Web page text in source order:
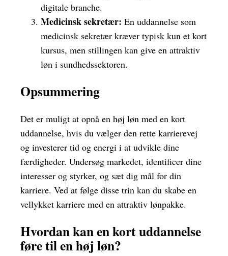
digitale branche.
Medicinsk sekretær: En uddannelse som
medicinsk sekretær kræver typisk kun et kort
kursus, men stillingen kan give en attraktiv
løn i sundhedssektoren.
Opsummering
Det er muligt at opnå en høj løn med en kort
uddannelse, hvis du vælger den rette karrierevej
og investerer tid og energi i at udvikle dine
færdigheder. Undersøg markedet, identificer dine
interesser og styrker, og sæt dig mål for din
karriere. Ved at følge disse trin kan du skabe en
vellykket karriere med en attraktiv lønpakke.
Hvordan kan en kort uddannelse
føre til en høj løn?